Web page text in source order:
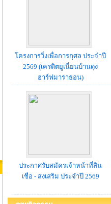
โครงการวิ่งเพื่อการกุศล ประจำปี
2569 (เครดิตยูเนี่ยนบ้านดุง
ฮาร์ฟมาราธอน)
ประกาศรับสมัครเจ้าหน้าที่สิน
เชื่อ - ส่งเสริม ประจำปี 2569